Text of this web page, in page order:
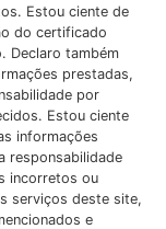
Estou ciente de
do certificado
Declaro também
prestadas,
por
Estou ciente
informações
responsabilidade
incorretos ou
serviços deste site,
e